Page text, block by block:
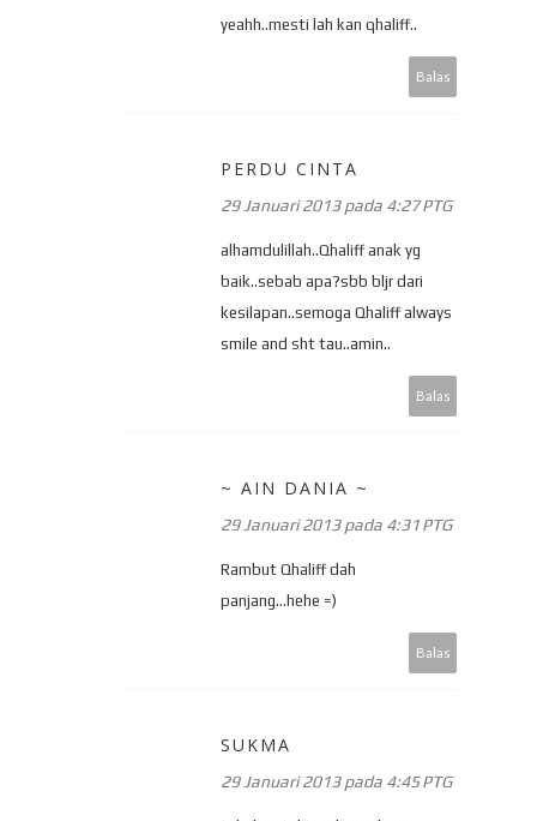
yeahh..mesti lah kan qhaliff..
Balas
PERDU CINTA
29 Januari 2013 pada 4:27 PTG
alhamdulillah..Qhaliff anak yg
baik..sebab apa?sbb bljr dari
kesilapan..semoga Qhaliff always
smile and sht tau..amin..
Balas
~ AIN DANIA ~
29 Januari 2013 pada 4:31 PTG
Rambut Qhaliff dah
panjang...hehe =)
Balas
SUKMA
29 Januari 2013 pada 4:45 PTG